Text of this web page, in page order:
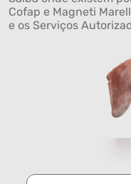
Cofap e Magneti
e os Serviços